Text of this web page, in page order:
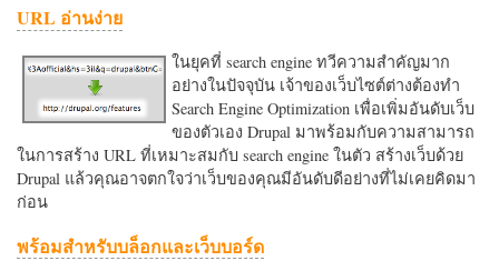
URL อ่านง่าย
ในยุคที่ search engine ทวีความสำคัญมาก
อย่างในปัจจุบัน เจ้าของเว็บไซต์ต่างต้องทำ
Search Engine Optimization เพื่อเพิ่มอันดับเว็บ
ของตัวเอง Drupal มาพร้อมกับความสามารถ
ในการสร้าง URL ที่เหมาะสมกับ search engine ในตัว สร้างเว็บด้วย
Drupal แล้วคุณอาจตกใจว่าเว็บของคุณมีอันดับดีอย่างที่ไม่เคยคิดมา
ก่อน
พร้อมสำหรับบล็อกและเว็บบอร์ด